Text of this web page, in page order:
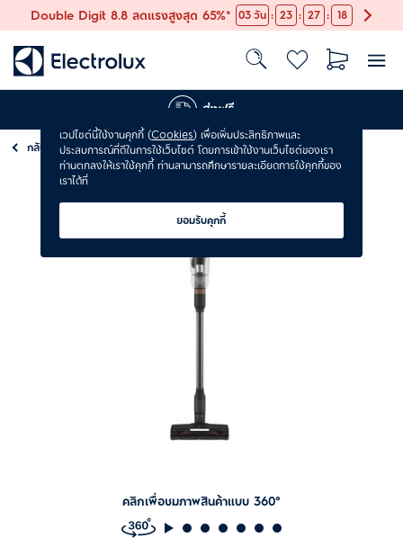
Double Digit 8.8 ลดแรงสูงสุด 65%* 03วัน : 23 : 27 : 17
ส่งฟรี
กลับ เครื่องดูดฝุ่น
คลิกเพื่อชมภาพสินค้าแบบ 360°
เวปไซต์นี้ใช้งานคุกกี้ (Cookies) เพื่อเพิ่มประสิทธิภาพและ
ประสบการณ์ที่ดีในการใช้เว็บไซต์ โดยการเข้าใช้งานเว็บไซต์ของเรา
ท่านตกลงให้เราใช้คุกกี้ ท่านสามารถศึกษารายละเอียดการใช้คุกกี้ของ
เราได้ที่
ยอมรับคุกกี้